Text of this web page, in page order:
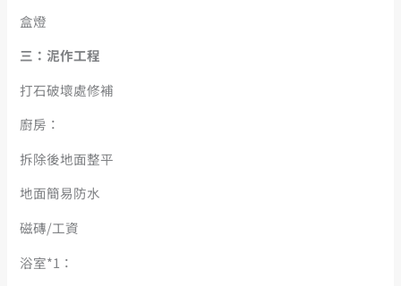
盒燈
三：泥作工程
打石破壞處修補
廚房：
拆除後地面整平
地面簡易防水
磁磚/工資
浴室*1：